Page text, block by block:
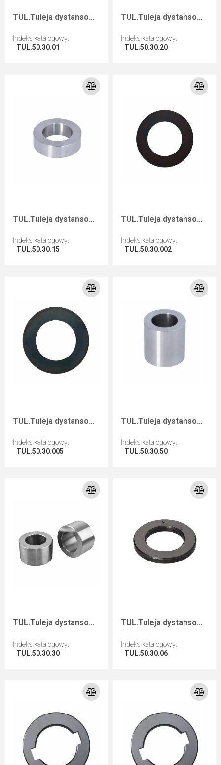
TUL.Tuleja dystansowa D=50 F=30 I=1
Indeks katalogowy:
TUL.50.30.01
TUL.Tuleja dystansowa D=50 F=30 I=20
Indeks katalogowy:
TUL.50.30.20
TUL.Tuleja dystansowa D=50 F=30 I=15
Indeks katalogowy:
TUL.50.30.15
TUL.Tuleja dystansowa D=50 F=30 I=0,2
Indeks katalogowy:
TUL.50.30.002
TUL.Tuleja dystansowa D=50 F=30 I=0,5
Indeks katalogowy:
TUL.50.30.005
TUL.Tuleja dystansowa D=50 F=30 I=50
Indeks katalogowy:
TUL.50.30.50
TUL.Tuleja dystansowa D=50 F=30 I=30
Indeks katalogowy:
TUL.50.30.30
TUL.Tuleja dystansowa D=50 F=30 I=6
Indeks katalogowy:
TUL.50.30.06